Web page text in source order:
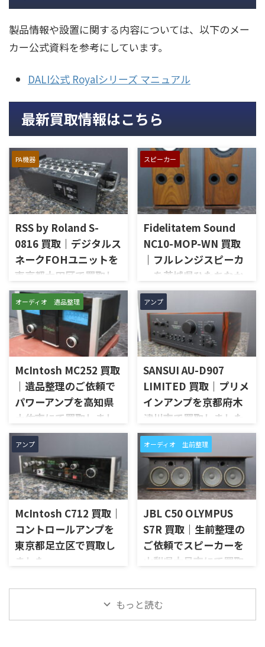
製品情報や設置に関する内容については、以下のメー
カー公式資料を参考にしています。
DALI公式 Royalシリーズ マニュアル
最新買取情報はこちら
PA機器
RSS by Roland S-
0816 買取｜デジタルス
ネークFOHユニットを
東京都大田区で買取し
ました
東京都大田区で、RSS by
Rolandのデジタルスネーク
FOHユニット「S-0816」を出
張買取させていただきまし
た。今回のお品物は、REACに
対応した8入力16出力構成の
Digital Snake FOH Unitで、通
電状態、各XLR入力、XLR出
力、REAC端子、REMOTE端
子、MUTE ALL OUTPUTS、各イ
ンジケーター、外観コンディシ
ョン、電源コードやラックマウ
ント金具など付属品の有無を
確認しながら査定いたしまし
た。 RSS by Roland S-0816
は、S-1608 Stag ...
スピーカー
Fidelitatem Sound
NC10-MOP-WN 買取
｜フルレンジスピーカ
ーを茨城県ひたちなか
市で買取しました
茨城県ひたちなか市で、
Fidelitatem Soundのフルレン
ジスピーカー「NC10-MOP-
WN」を出張買取させていただ
きました。今回のお品物は、
Markaudioのフルレンジユニッ
トを使用したNC10系のスピー
カーシステムで、左右ペアの音
出し状態、ユニットの状態、
無垢材エンクロージャー、スピ
ーカー端子、外観コンディショ
ン、元箱や取扱資料など付属品
の有無を確認しながら査定い
たしました。 NC10-MOP-WN
は、公式情報ではNC10_MOP
系やNC10_MAOP系としても表
オーディオ 遺品整理
McIntosh MC252 買取
｜遺品整理のご依頼で
パワーアンプを高知県
土佐市にて買取しまし
た
高知県土佐市で、遺品整理に伴
いMcIntoshのステレオパワー
アンプ「MC252」を出張買取さ
せていただきました。今回の
お品物は、ご家族様より「大
切に使われていたオーディオ機
器なので、価値を分かるところ
に見てほしい」とご相談いた
だいたものです。 McIntosh
MC252は、250W×2chの出力
ンプで、同社らしいブルーのパ
ワーメーター、ガラスフロント
アンプ
SANSUI AU-D907
LIMITED 買取｜プリメ
インアンプを京都府木
津川市で買取しました
京都府木津川市で、SANSUIの
プリメインアンプ「AU-D907
LIMITED」を出張買取させてい
ただきました。今回のお品物
は、AU-D907をベースに各部の
高品位化が図られたLimitedモ
デルで、左右チャンネルの音出
ム、トーンコントロール、フォ
ノ入力、スピーカー出力、Pre
Out、Main Amp入力、外観コ
品：SANSUI AU-D907 LIMITED
メーカー：SANSUI / 山水 / ...
アンプ
McIntosh C712 買取｜
コントロールアンプを
東京都足立区で買取し
ました
コントロールアンプ「C712」
を出張買取させていただきま
オーディオ 生前整理
JBL C50 OLYMPUS
S7R 買取｜生前整理の
ご依頼でスピーカーを
山梨県大月市にて買取
いJBLの大型スピーカー「C50
OLYMPUS S7R」を出張買取さ
もっと読む